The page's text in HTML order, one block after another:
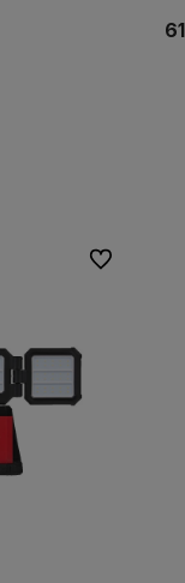
Do ulubionych